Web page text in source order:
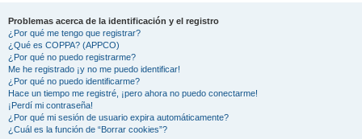
Problemas acerca de la identificación y el registro
¿Por qué me tengo que registrar?
¿Qué es COPPA? (APPCO)
¿Por qué no puedo registrarme?
Me he registrado ¡y no me puedo identificar!
¿Por qué no puedo identificarme?
Hace un tiempo me registré, ¡pero ahora no puedo conectarme!
¡Perdí mi contraseña!
¿Por qué mi sesión de usuario expira automáticamente?
¿Cuál es la función de “Borrar cookies”?